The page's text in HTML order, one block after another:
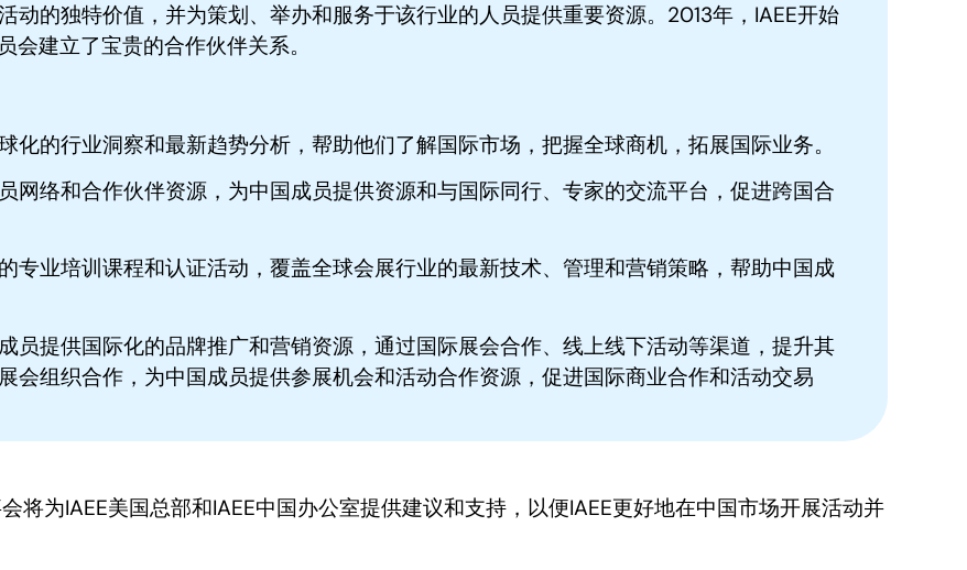
动的独特价值，并为策划、举办和服务于该行业的人员提供重要资源。2013年，IAEE开始
建立了宝贵的合作伙伴关系。
化的行业洞察和最新趋势分析，帮助他们了解国际市场，把握全球商机，拓展国际业务。
网络和合作伙伴资源，为中国成员提供资源和与国际同行、专家的交流平台，促进跨国合
专业培训课程和认证活动，覆盖全球会展行业的最新技术、管理和营销策略，帮助中国成
员提供国际化的品牌推广和营销资源，通过国际展会合作、线上线下活动等渠道，提升其
会组织合作，为中国成员提供参展机会和活动合作资源，促进国际商业合作和活动交易
将为IAEE美国总部和IAEE中国办公室提供建议和支持，以便IAEE更好地在中国市场开展活动并